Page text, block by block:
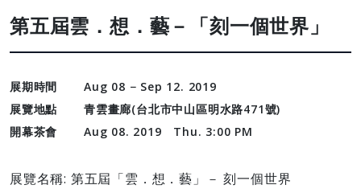
第五屆雲．想．藝－「刻一個世界」
展期時間
Aug 08 − Sep 12. 2019
展覽地點
青雲畫廊(台北市中山區明水路471號)
開幕茶會
Aug 08. 2019 Thu. 3:00 PM
展覽名稱: 第五屆「雲．想．藝」－ 刻一個世界